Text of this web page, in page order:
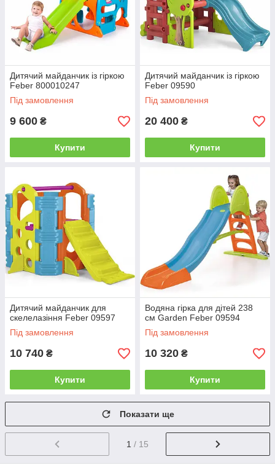
Дитячий майданчик із гіркою
Feber 800010247
Під замовлення
9 600 ₴
Купити
Дитячий майданчик із гіркою
Feber 09590
Під замовлення
20 400 ₴
Купити
Дитячий майданчик для
скелелазіння Feber 09597
Під замовлення
10 740 ₴
Купити
Водяна гірка для дітей 238
см Garden Feber 09594
Під замовлення
10 320 ₴
Купити
Показати ще
1 / 15